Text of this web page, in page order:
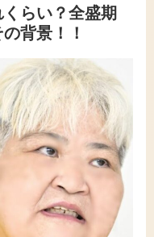
らい？全盛期
背景！！